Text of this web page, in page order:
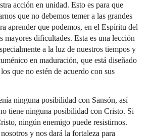
acción en unidad. Esto es para que
que no debemos temer a las grandes
aprender que podemos, en el Espíritu del
mayores dificultades. Esta es una lección
a la luz de nuestros tiempos y
en maduración, que está diseñado
que no estén de acuerdo con sus
ninguna posibilidad con Sansón, así
tiene ninguna posibilidad con Cristo. Si
ningún enemigo puede resistirnos.
y nos dará la fortaleza para